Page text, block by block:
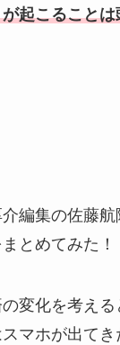
起こること
編集の佐藤
とめてみた！
変化を考える
スマホが出て